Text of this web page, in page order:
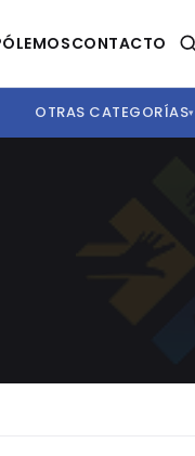
CONTACTO
OTRAS CATEGORÍAS▾